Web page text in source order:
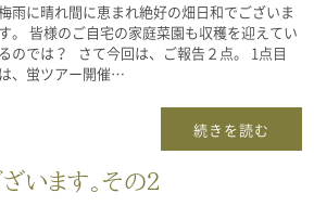
雨に晴れ間に恵まれ絶好の畑日和でございま
す。 皆様のご自宅の家庭菜園も収穫を迎えてい
るのでは？ さて今回は、ご報告２点。 1点目
は、蛍ツアー開催…
続きを読む
います。その２